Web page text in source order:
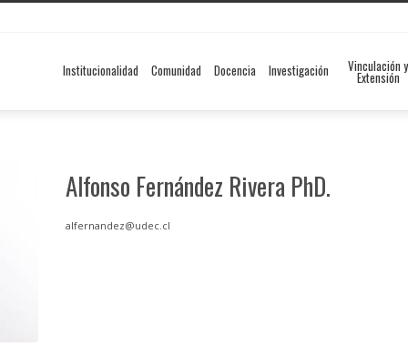
Institucionalidad Comunidad Docencia Investigación Vinculación y
Extensión
Alfonso Fernández Rivera PhD.
alfernandez@udec.cl